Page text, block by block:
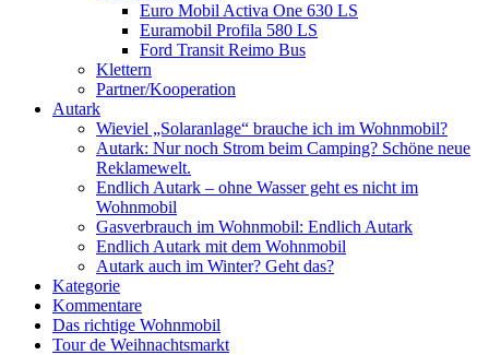
Euro Mobil Activa One 630 LS
Euramobil Profila 580 LS
Ford Transit Reimo Bus
Klettern
Partner/Kooperation
Autark
Wieviel „Solaranlage“ brauche ich im Wohnmobil?
Autark: Nur noch Strom beim Camping? Schöne neue
Reklamewelt.
Endlich Autark – ohne Wasser geht es nicht im
Wohnmobil
Gasverbrauch im Wohnmobil: Endlich Autark
Endlich Autark mit dem Wohnmobil
Autark auch im Winter? Geht das?
Kategorie
Kommentare
Das richtige Wohnmobil
Tour de Weihnachtsmarkt